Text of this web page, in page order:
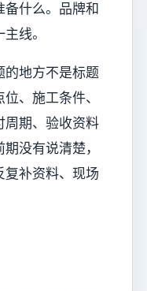
什么。品牌和
线。
的地方不是标题
、施工条件、
周期、验收资料
没有说清楚，
复补资料、现场